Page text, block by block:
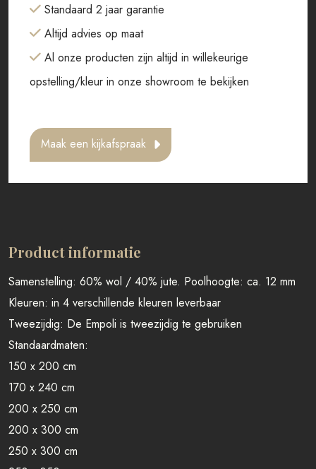
Standaard 2 jaar garantie
Altijd advies op maat
Al onze producten zijn altijd in willekeurige
opstelling/kleur in onze showroom te bekijken
Maak een kijkafspraak
Product informatie
Samenstelling: 60% wol / 40% jute. Poolhoogte: ca. 12 mm
Kleuren: in 4 verschillende kleuren leverbaar
Tweezijdig: De Empoli is tweezijdig te gebruiken
Standaardmaten:
150 x 200 cm
170 x 240 cm
200 x 250 cm
200 x 300 cm
250 x 300 cm